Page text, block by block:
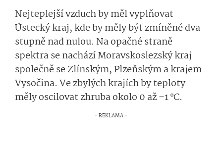
Nejteplejší vzduch by měl vyplňovat
Ústecký kraj, kde by měly být zmíněné dva
stupně nad nulou. Na opačné straně
spektra se nachází Moravskoslezský kraj
společně se Zlínským, Plzeňským a krajem
Vysočina. Ve zbylých krajích by teploty
měly oscilovat zhruba okolo 0 až –1 °C.